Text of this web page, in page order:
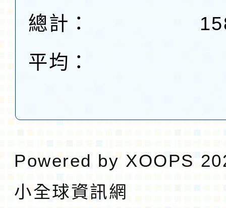
總計：
平均：
Powered by XOOPS
小全球資訊網